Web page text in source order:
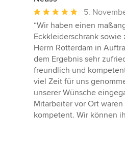
Durchschnittliche
Bewertung:
5
von
5
Sternen
5.
“Wir haben einen
Eckkleiderschrank sowie
Herrn Rotterdam in
dem Ergebnis sehr
freundlich und
viel Zeit für uns
unserer Wünsche
Mitarbeiter vor Ort
kompetent. Wir können